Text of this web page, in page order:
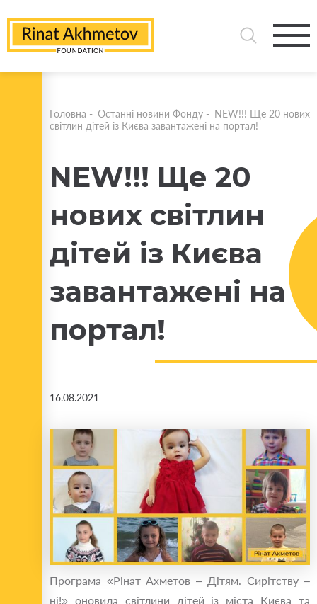
Головна - Останні новини Фонду - NEW!!! Ще 20 нових
світлин дітей із Києва завантажені на портал!
NEW!!! Ще 20
нових світлин
дітей із Києва
завантажені на
портал!
16.08.2021
Програма «Рінат Ахметов – Дітям. Сирітству –
ні!» оновила світлини дітей із міста Києва та